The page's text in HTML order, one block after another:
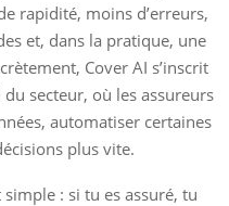
rapidité, moins d’erreurs,
et, dans la pratique, une
Cover AI s’inscrit
secteur, où les assureurs
automatiser certaines
plus vite.
simple : si tu es assuré, tu